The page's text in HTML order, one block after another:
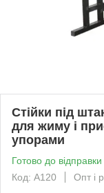
Стійки під
для жиму і
упорами
Готово до відправки
Код: А120
Опт і